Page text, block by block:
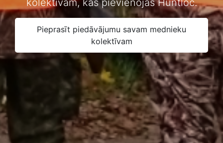
Pieprasīt piedāvājumu savam mednieku
kolektīvam